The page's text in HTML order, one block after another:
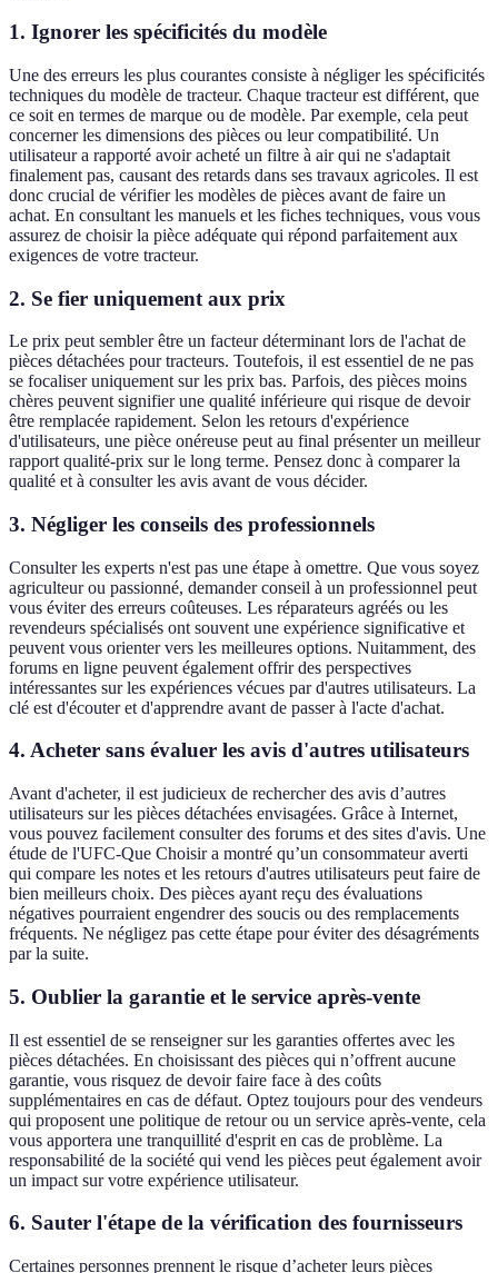
1. Ignorer les spécificités du modèle
Une des erreurs les plus courantes consiste à négliger les spécificités
techniques du modèle de tracteur. Chaque tracteur est différent, que
ce soit en termes de marque ou de modèle. Par exemple, cela peut
concerner les dimensions des pièces ou leur compatibilité. Un
utilisateur a rapporté avoir acheté un filtre à air qui ne s'adaptait
finalement pas, causant des retards dans ses travaux agricoles. Il est
donc crucial de vérifier les modèles de pièces avant de faire un
achat. En consultant les manuels et les fiches techniques, vous vous
assurez de choisir la pièce adéquate qui répond parfaitement aux
exigences de votre tracteur.
2. Se fier uniquement aux prix
Le prix peut sembler être un facteur déterminant lors de l'achat de
pièces détachées pour tracteurs. Toutefois, il est essentiel de ne pas
se focaliser uniquement sur les prix bas. Parfois, des pièces moins
chères peuvent signifier une qualité inférieure qui risque de devoir
être remplacée rapidement. Selon les retours d'expérience
d'utilisateurs, une pièce onéreuse peut au final présenter un meilleur
rapport qualité-prix sur le long terme. Pensez donc à comparer la
qualité et à consulter les avis avant de vous décider.
3. Négliger les conseils des professionnels
Consulter les experts n'est pas une étape à omettre. Que vous soyez
agriculteur ou passionné, demander conseil à un professionnel peut
vous éviter des erreurs coûteuses. Les réparateurs agréés ou les
revendeurs spécialisés ont souvent une expérience significative et
peuvent vous orienter vers les meilleures options. Nuitamment, des
forums en ligne peuvent également offrir des perspectives
intéressantes sur les expériences vécues par d'autres utilisateurs. La
clé est d'écouter et d'apprendre avant de passer à l'acte d'achat.
4. Acheter sans évaluer les avis d'autres utilisateurs
Avant d'acheter, il est judicieux de rechercher des avis d’autres
utilisateurs sur les pièces détachées envisagées. Grâce à Internet,
vous pouvez facilement consulter des forums et des sites d'avis. Une
étude de l'UFC-Que Choisir a montré qu’un consommateur averti
qui compare les notes et les retours d'autres utilisateurs peut faire de
bien meilleurs choix. Des pièces ayant reçu des évaluations
négatives pourraient engendrer des soucis ou des remplacements
fréquents. Ne négligez pas cette étape pour éviter des désagréments
par la suite.
5. Oublier la garantie et le service après-vente
Il est essentiel de se renseigner sur les garanties offertes avec les
pièces détachées. En choisissant des pièces qui n’offrent aucune
garantie, vous risquez de devoir faire face à des coûts
supplémentaires en cas de défaut. Optez toujours pour des vendeurs
qui proposent une politique de retour ou un service après-vente, cela
vous apportera une tranquillité d'esprit en cas de problème. La
responsabilité de la société qui vend les pièces peut également avoir
un impact sur votre expérience utilisateur.
6. Sauter l'étape de la vérification des fournisseurs
Certaines personnes prennent le risque d’acheter leurs pièces